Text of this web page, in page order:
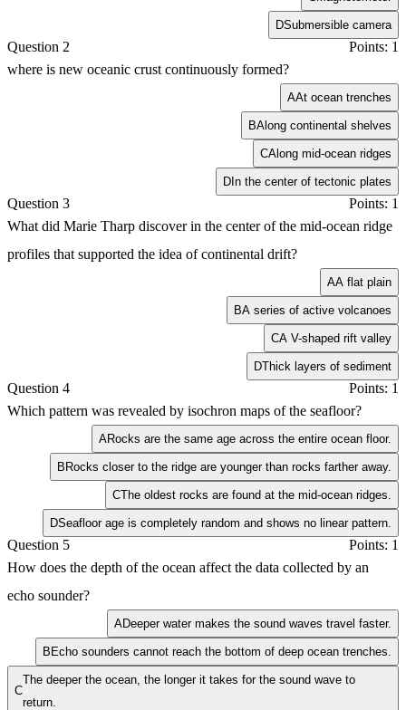
DSubmersible camera
Question 2
Points: 1
where is new oceanic crust continuously formed?
AAt ocean trenches
BAlong continental shelves
CAlong mid-ocean ridges
DIn the center of tectonic plates
Question 3
Points: 1
What did Marie Tharp discover in the center of the mid-ocean ridge
profiles that supported the idea of continental drift?
AA flat plain
BA series of active volcanoes
CA V-shaped rift valley
DThick layers of sediment
Question 4
Points: 1
Which pattern was revealed by isochron maps of the seafloor?
ARocks are the same age across the entire ocean floor.
BRocks closer to the ridge are younger than rocks farther away.
CThe oldest rocks are found at the mid-ocean ridges.
DSeafloor age is completely random and shows no linear pattern.
Question 5
Points: 1
How does the depth of the ocean affect the data collected by an
echo sounder?
ADeeper water makes the sound waves travel faster.
BEcho sounders cannot reach the bottom of deep ocean trenches.
C
The deeper the ocean, the longer it takes for the sound wave to
return.